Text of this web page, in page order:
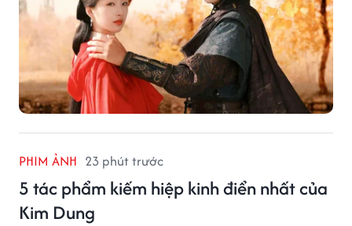
PHIM ẢNH 23 phút trước
5 tác phẩm kiếm hiệp kinh điển nhất của
Kim Dung